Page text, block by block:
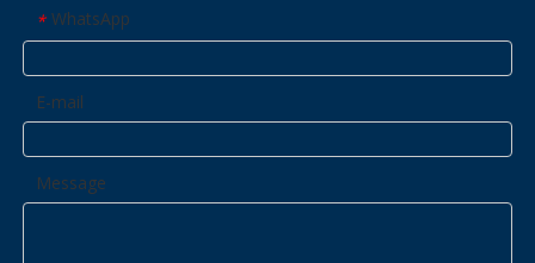
* WhatsApp
E-mail
Message